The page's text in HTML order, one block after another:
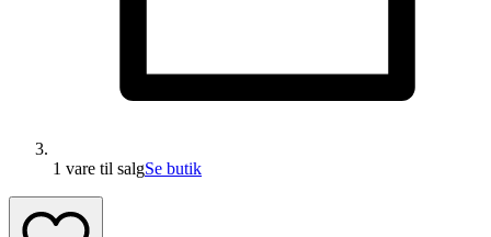
1 vare til salgSe butik